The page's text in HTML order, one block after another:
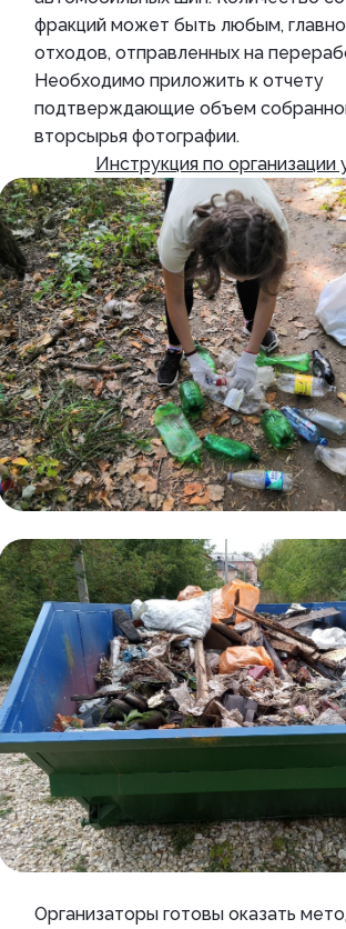
фракций может быть любым,
отходов, отправленных на
Необходимо приложить к отчету
подтверждающие объем
вторсырья фотографии.
Инструкция по организации
Организаторы готовы оказать